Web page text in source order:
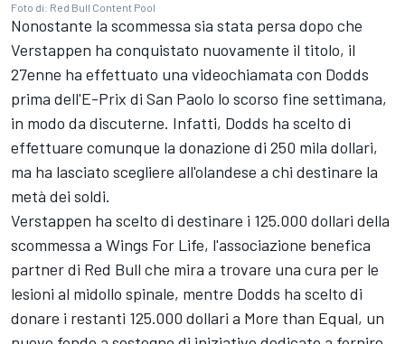
Foto di: Red Bull Content Pool
Nonostante la scommessa sia stata persa dopo che
Verstappen ha conquistato nuovamente il titolo, il
27enne ha effettuato una videochiamata con Dodds
prima dell'E-Prix di San Paolo lo scorso fine settimana,
in modo da discuterne. Infatti, Dodds ha scelto di
effettuare comunque la donazione di 250 mila dollari,
ma ha lasciato scegliere all'olandese a chi destinare la
metà dei soldi.
Verstappen ha scelto di destinare i 125.000 dollari della
scommessa a Wings For Life, l'associazione benefica
partner di Red Bull che mira a trovare una cura per le
lesioni al midollo spinale, mentre Dodds ha scelto di
donare i restanti 125.000 dollari a More than Equal, un